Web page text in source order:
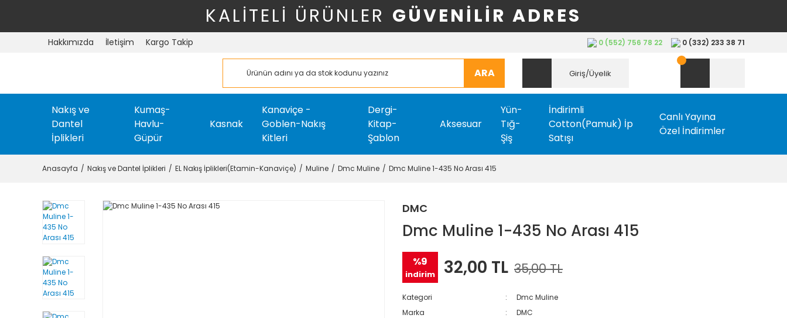
KALİTELİ ÜRÜNLER GÜVENİLİR ADRES
Hakkımızda İletişim Kargo Takip 0 (552) 756 78 22 0 (332) 233 38 71
ARA Giriş/Üyelik
Nakış ve
Dantel
İplikleri
Kumaş-
Havlu-
Güpür
Kasnak
Kanaviçe -
Goblen-Nakış
Kitleri
Dergi-
Kitap-
Şablon
Aksesuar
Yün-
Tığ-
Şiş
İndirimli
Cotton(Pamuk) İp
Satışı
Canlı Yayına
Özel İndirimler
Anasayfa Nakış ve Dantel İplikleri EL Nakış İplikleri(Etamin-Kanaviçe) Muline Dmc Muline Dmc Muline 1-435 No Arası 415
DMC
Dmc Muline 1-435 No Arası 415
%9
indirim 32,00 TL 35,00 TL
Kategori
Dmc Muline
Marka
DMC